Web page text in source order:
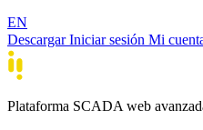
EN
DescargarIniciar sesión Mi
Plataforma SCADA web